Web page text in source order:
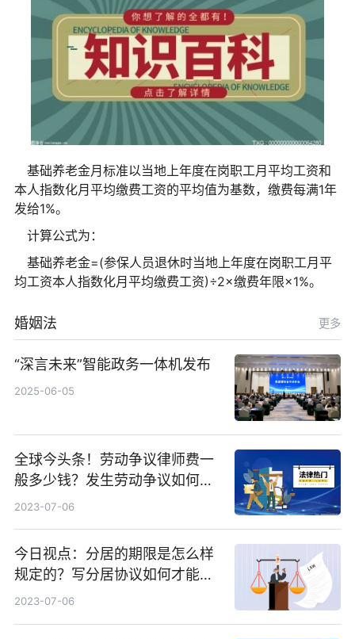
基础养老金月标准以当地上年度在岗职工月平均工资和
本人指数化月平均缴费工资的平均值为基数，缴费每满1年
发给1%。
计算公式为：
基础养老金=(参保人员退休时当地上年度在岗职工月平
均工资本人指数化月平均缴费工资)÷2×缴费年限×1%。
婚姻法 更多
“深言未来”智能政务一体机发布
2025-06-05
全球今头条！劳动争议律师费一
般多少钱？发生劳动争议如何算
工资？
2023-07-06
今日视点：分居的期限是怎么样
规定的？写分居协议如何才能有
效？
2023-07-06